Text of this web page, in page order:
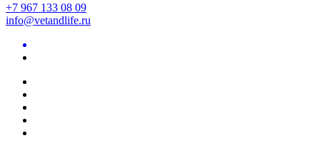
+7 967 133 08 09
info@vetandlife.ru